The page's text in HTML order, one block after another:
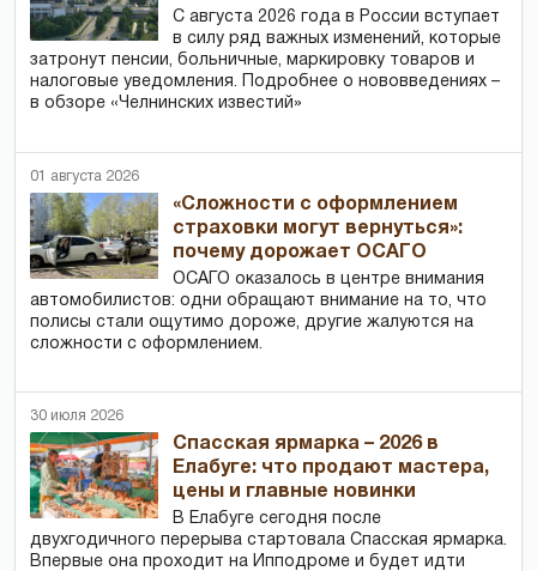
С августа 2026 года в России вступает
в силу ряд важных изменений, которые
затронут пенсии, больничные, маркировку товаров и
налоговые уведомления. Подробнее о нововведениях –
в обзоре «Челнинских известий»
01 августа 2026
«Сложности с оформлением
страховки могут вернуться»:
почему дорожает ОСАГО
ОСАГО оказалось в центре внимания
автомобилистов: одни обращают внимание на то, что
полисы стали ощутимо дороже, другие жалуются на
сложности с оформлением.
30 июля 2026
Спасская ярмарка – 2026 в
Елабуге: что продают мастера,
цены и главные новинки
В Елабуге сегодня после
двухгодичного перерыва стартовала Спасская ярмарка.
Впервые она проходит на Ипподроме и будет идти